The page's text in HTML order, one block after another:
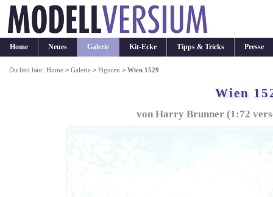
Home Neues Galerie Kit-Ecke Tipps & Tricks Presse
Du bist hier:Home >Galerie >Figuren >Wien 1529
Wien
von Harry Brunner (1:72